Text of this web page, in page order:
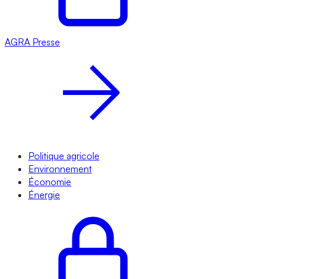
AGRA Presse
Politique agricole
Environnement
Économie
Énergie